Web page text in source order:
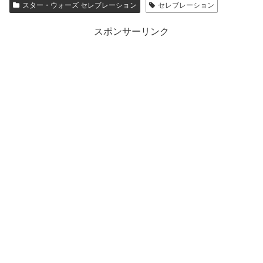
スター・ウォーズ セレブレーション セレブレーション
スポンサーリンク